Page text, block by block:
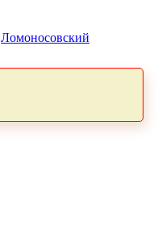
Ломоносовский